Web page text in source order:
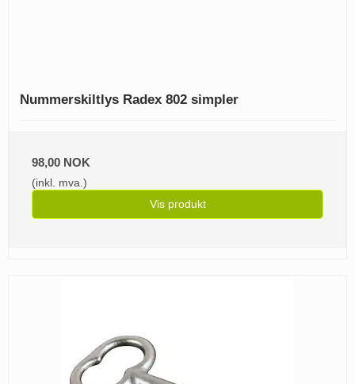
Nummerskiltlys Radex 802 simpler
98,00 NOK
(inkl. mva.)
Vis produkt